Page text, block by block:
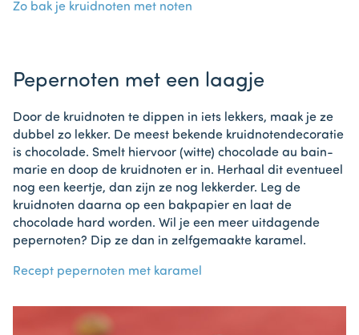
Zo bak je kruidnoten met noten
Pepernoten met een laagje
Door de kruidnoten te dippen in iets lekkers, maak je ze
dubbel zo lekker. De meest bekende kruidnotendecoratie
is chocolade. Smelt hiervoor (witte) chocolade au bain-
marie en doop de kruidnoten er in. Herhaal dit eventueel
nog een keertje, dan zijn ze nog lekkerder. Leg de
kruidnoten daarna op een bakpapier en laat de
chocolade hard worden. Wil je een meer uitdagende
pepernoten? Dip ze dan in zelfgemaakte karamel.
Recept pepernoten met karamel